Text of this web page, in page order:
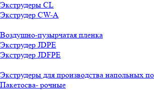
Экструдеры CL
Экструдер CW-A
Воздушно-пузырчатая пленка
Экструдер JDPE
Экструдер JDFPE
Экструдеры для производства напольных
Пакетосва- рочные